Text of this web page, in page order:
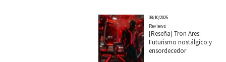
08/10/2025
Reviews
[Reseña] Tron Ares:
Futurismo nostálgico y
ensordecedor